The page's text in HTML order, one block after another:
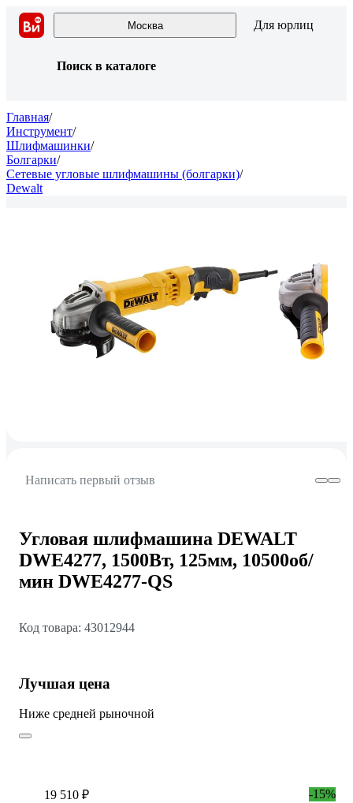
Москва Для юрлиц
Поиск в каталоге
Главная/
Инструмент/
Шлифмашинки/
Болгарки/
Сетевые угловые шлифмашины (болгарки)/
Dewalt
Написать первый отзыв
Угловая шлифмашина DEWALT
DWE4277, 1500Вт, 125мм, 10500об/
мин DWE4277-QS
Код товара: 43012944
Лучшая цена
Ниже средней рыночной
19 510 ₽ -15%